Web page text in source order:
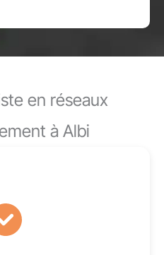
en réseaux
à Albi